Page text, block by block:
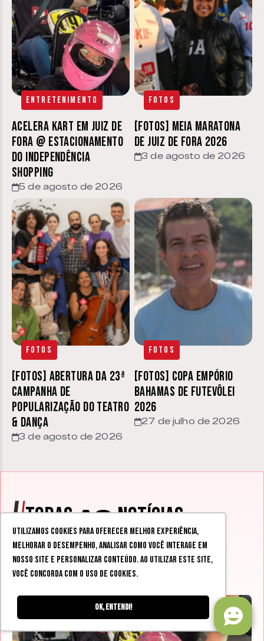
Utilizamos cookies para oferecer melhor experiência,
melhorar o desempenho, analisar como você interage em
nosso site e personalizar conteúdo. Ao utilizar este site,
você concorda com o uso de cookies.
Ok, entendi!
Entretenimento
Acelera Kart em Juiz de
Fora @ estacionamento
do Independência
Shopping
5 de agosto de 2026
Fotos
[FOTOS] Meia Maratona
de Juiz de Fora 2026
3 de agosto de 2026
Fotos
[FOTOS] Abertura da 23ª
Campanha de
Popularização do Teatro
& Dança
3 de agosto de 2026
Fotos
[FOTOS] Copa Empório
Bahamas de Futevôlei
2026
27 de julho de 2026
TODASASNOTÍCIAS